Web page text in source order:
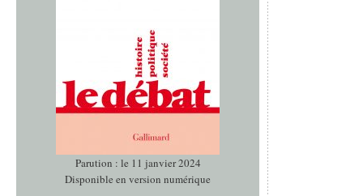
Parution : le 11 janvier 2024
Disponible en version numérique